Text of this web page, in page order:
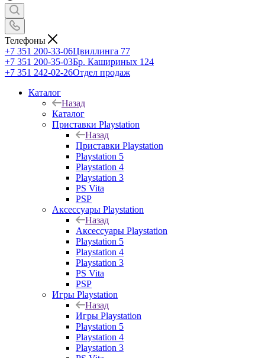
Телефоны
+7 351 200-33-06Цвиллинга 77
+7 351 200-35-03Бр. Кашириных 124
+7 351 242-02-26Отдел продаж
Каталог
Назад
Каталог
Приставки Playstation
Назад
Приставки Playstation
Playstation 5
Playstation 4
Playstation 3
PS Vita
PSP
Аксессуары Playstation
Назад
Аксессуары Playstation
Playstation 5
Playstation 4
Playstation 3
PS Vita
PSP
Игры Playstation
Назад
Игры Playstation
Playstation 5
Playstation 4
Playstation 3